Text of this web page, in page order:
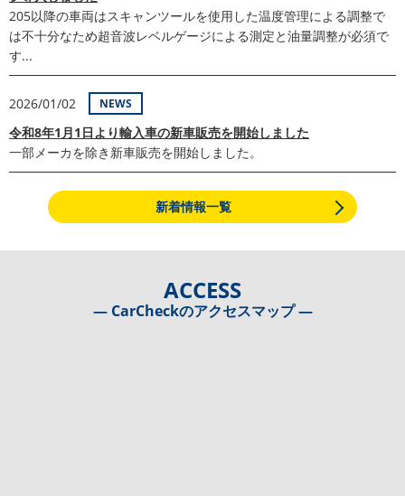
205以降の車両はスキャンツールを使用した温度管理による調整で
は不十分なため超音波レベルゲージによる測定と油量調整が必須で
す...
2026/01/02 NEWS
令和8年1月1日より輸入車の新車販売を開始しました
一部メーカを除き新車販売を開始しました。
新着情報一覧
ACCESS
― CarCheckのアクセスマップ ―